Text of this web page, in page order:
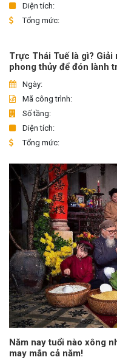
Diện tích:
Tổng mức:
Trực Thái Tuế là gì?
phong thủy để đón lành
Ngày:
Mã công trình:
Số tầng:
Diện tích:
Tổng mức:
Năm nay tuổi nào xông
may mắn cả năm!